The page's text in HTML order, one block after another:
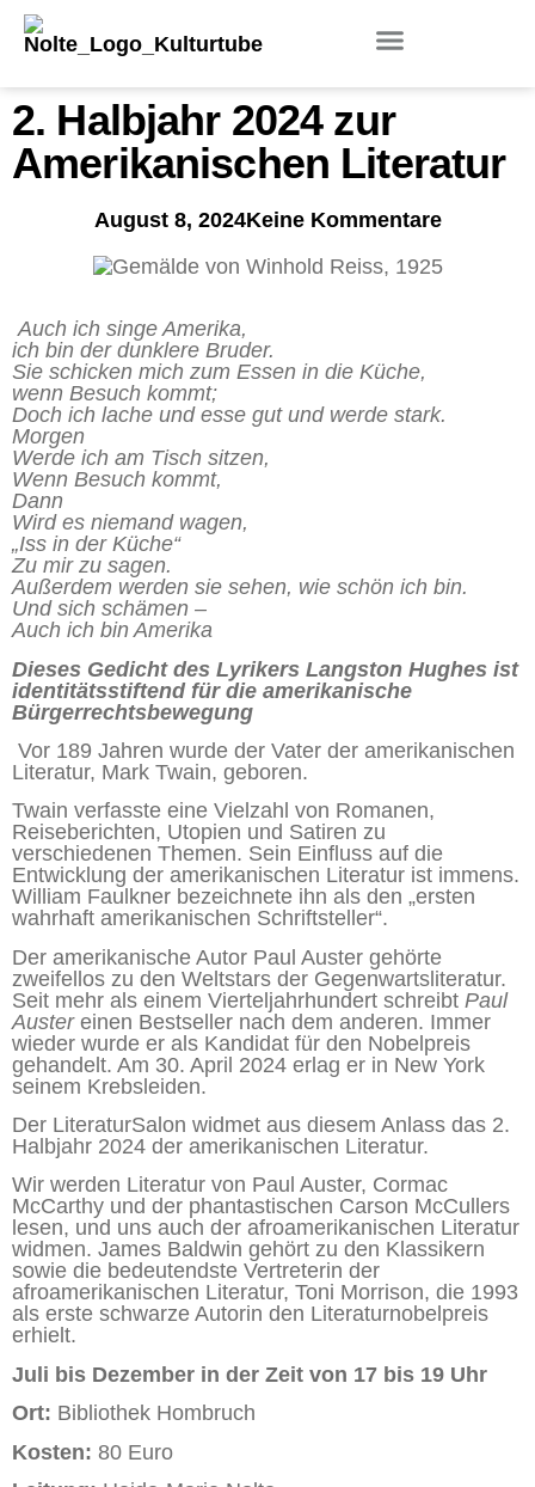
2. Halbjahr 2024 zur
Amerikanischen Literatur
August 8, 2024Keine Kommentare
Auch ich singe Amerika,
ich bin der dunklere Bruder.
Sie schicken mich zum Essen in die Küche,
wenn Besuch kommt;
Doch ich lache und esse gut und werde stark.
Morgen
Werde ich am Tisch sitzen,
Wenn Besuch kommt,
Dann
Wird es niemand wagen,
„Iss in der Küche“
Zu mir zu sagen.
Außerdem werden sie sehen, wie schön ich bin.
Und sich schämen –
Auch ich bin Amerika
Dieses Gedicht des Lyrikers Langston Hughes ist
identitätsstiftend für die amerikanische
Bürgerrechtsbewegung
Vor 189 Jahren wurde der Vater der amerikanischen
Literatur, Mark Twain, geboren.
Twain verfasste eine Vielzahl von Romanen,
Reiseberichten, Utopien und Satiren zu
verschiedenen Themen. Sein Einfluss auf die
Entwicklung der amerikanischen Literatur ist immens.
William Faulkner bezeichnete ihn als den „ersten
wahrhaft amerikanischen Schriftsteller“.
Der amerikanische Autor Paul Auster gehörte
zweifellos zu den Weltstars der Gegenwartsliteratur.
Seit mehr als einem Vierteljahrhundert schreibt Paul
Auster einen Bestseller nach dem anderen. Immer
wieder wurde er als Kandidat für den Nobelpreis
gehandelt. Am 30. April 2024 erlag er in New York
seinem Krebsleiden.
Der LiteraturSalon widmet aus diesem Anlass das 2.
Halbjahr 2024 der amerikanischen Literatur.
Wir werden Literatur von Paul Auster, Cormac
McCarthy und der phantastischen Carson McCullers
lesen, und uns auch der afroamerikanischen Literatur
widmen. James Baldwin gehört zu den Klassikern
sowie die bedeutendste Vertreterin der
afroamerikanischen Literatur, Toni Morrison, die 1993
als erste schwarze Autorin den Literaturnobelpreis
erhielt.
Juli bis Dezember in der Zeit von 17 bis 19 Uhr
Ort: Bibliothek Hombruch
Kosten: 80 Euro